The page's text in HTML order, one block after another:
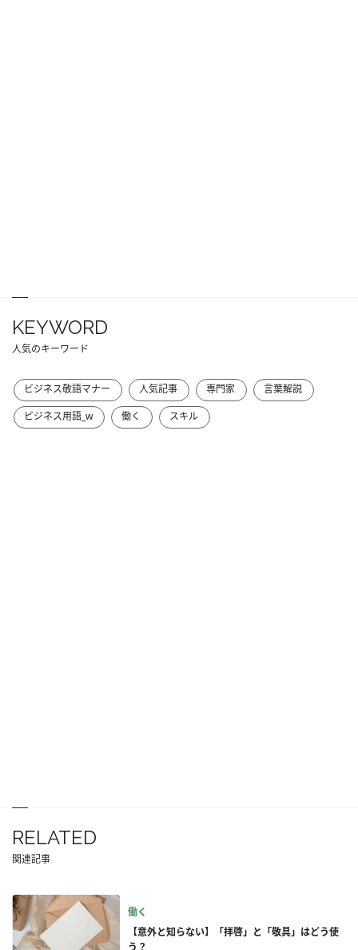
KEYWORD
人気のキーワード
ビジネス敬語マナー 人気記事 専門家
言葉解説
ビジネス用語_w
働く スキル
RELATED
関連記事
働く
【意外と知らない】「拝啓」と「敬具」はどう使
う？